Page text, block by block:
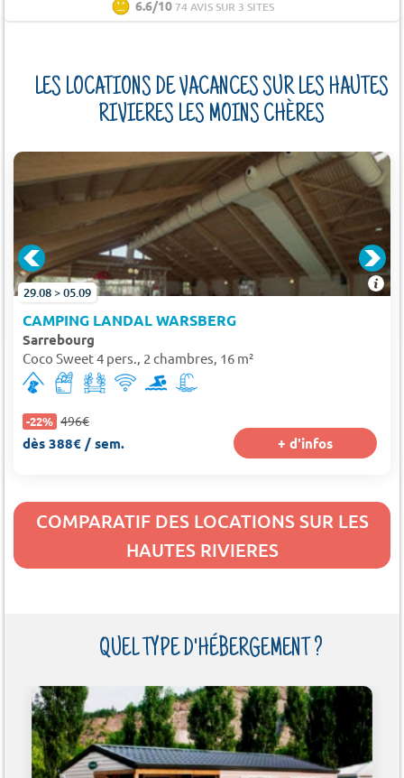
6.6/1074 AVIS SUR 3 SITES
LES LOCATIONS DE VACANCES SUR LES HAUTES
RIVIERES LES MOINS CHÈRES
29.08 > 05.09
CAMPING LANDAL WARSBERG
Sarrebourg
Coco Sweet 4 pers., 2 chambres, 16 m²
-22% 496€
dès 388€ / sem. + d'infos
COMPARATIF DES LOCATIONS SUR LES
HAUTES RIVIERES
QUEL TYPE D'HÉBERGEMENT ?